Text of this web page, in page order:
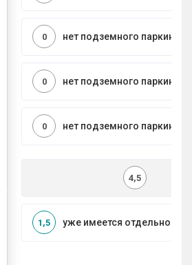
нет подземного паркинга
0
нет подземного паркинга
0
нет подземного паркинга
0
4,5
уже имеется
1,5